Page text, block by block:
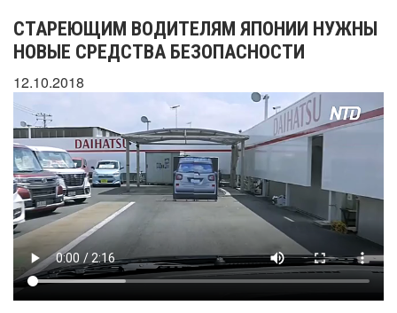
СТАРЕЮЩИМ ВОДИТЕЛЯМ ЯПОНИИ НУЖНЫ
НОВЫЕ СРЕДСТВА БЕЗОПАСНОСТИ
12.10.2018